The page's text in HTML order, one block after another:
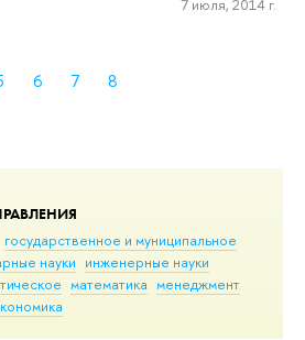
государственное и муниципальное
науки инженерные науки
математика менеджмент
7 июля, 2014 г.
6 7 8